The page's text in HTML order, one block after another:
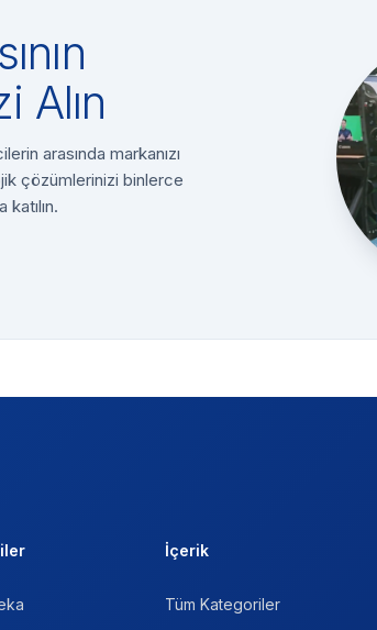
Alın
arasında markanızı
çözümlerinizi binlerce
İçerik
Tüm Kategoriler